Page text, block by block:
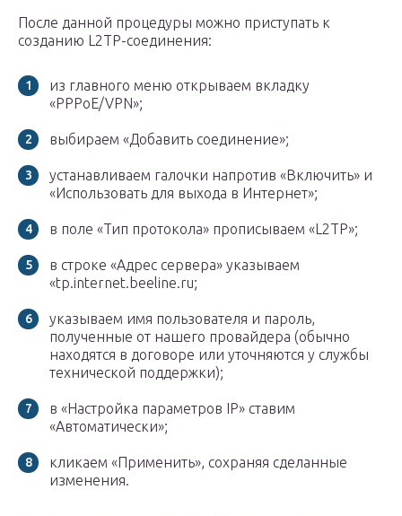
После данной процедуры можно приступать к
созданию L2TP-соединения:
из главного меню открываем вкладку
«PPPoE/VPN»;
выбираем «Добавить соединение»;
устанавливаем галочки напротив «Включить» и
«Использовать для выхода в Интернет»;
в поле «Тип протокола» прописываем «L2TP»;
в строке «Адрес сервера» указываем
«tp.internet.beeline.ru;
указываем имя пользователя и пароль,
полученные от нашего провайдера (обычно
находятся в договоре или уточняются у службы
технической поддержки);
в «Настройка параметров IP» ставим
«Автоматически»;
кликаем «Применить», сохраняя сделанные
изменения.